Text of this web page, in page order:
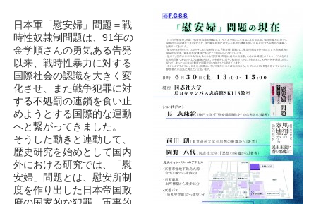
日本軍「慰安婦」問題＝戦
時性奴隷制問題は、91年の
金学順さんの勇気ある告発
以来、戦時性暴力に対する
国際社会の認識を大きく変
化させ、また戦争犯罪に対
する不処罰の連鎖を食い止
めようとする国際的な運動
へと繋がってきました。
そうした動きと連動して、
歴史研究を始めとして国内
外における研究では、「慰
安婦」問題とは、慰安所制
度を作り出した日本帝国政